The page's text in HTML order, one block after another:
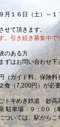
１６日（土）～１
て頂きます。
。引き続き募集中で
のある方
はお問い合わせ下
（ガイド料、保険料
（7,200円）が必要
トキめき鉄道
妙高
：0０（車
いては、駅からこ